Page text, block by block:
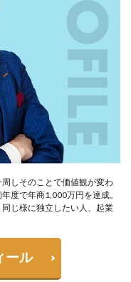
しそのことで価値観が変わ
度で年商1,000万円を達成。
じ様に独立したい人、起業
ール